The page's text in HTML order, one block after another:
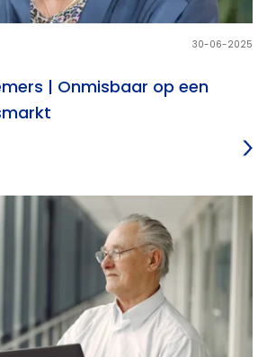
| Onmisbaar op een
30-06-2025